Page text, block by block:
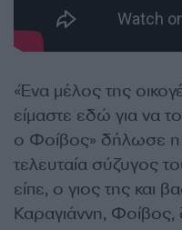
«Ένα μέλος της
είμαστε εδώ για να
ο Φοίβος» δήλωσε
τελευταία σύζυγος
είπε, ο γιος της και
Καραγιάννη, Φοίβος,